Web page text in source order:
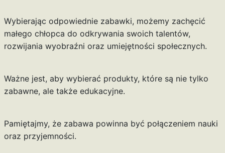
Wybierając odpowiednie zabawki, możemy zachęcić
małego chłopca do odkrywania swoich talentów,
rozwijania wyobraźni oraz umiejętności społecznych.
Ważne jest, aby wybierać produkty, które są nie tylko
zabawne, ale także edukacyjne.
Pamiętajmy, że zabawa powinna być połączeniem nauki
oraz przyjemności.